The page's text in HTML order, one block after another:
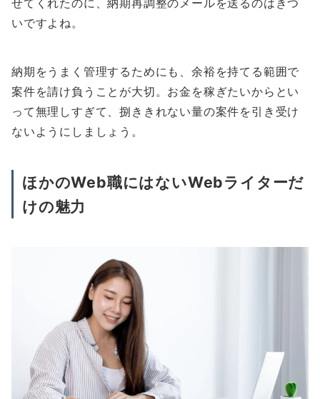
せてくれたのに、納期再調整のメールを送るのはきつ
いですよね。
納期をうまく管理するためにも、余裕を持てる範囲で
案件を請け負うことが大切。お金を稼ぎたいからとい
って無理しすぎて、捌ききれない量の案件を引き受け
ないようにしましょう。
ほかのWeb職にはないWebライターだ
けの魅力